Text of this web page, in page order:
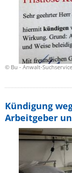
© Bu - Anwalt-Suchservice
Kündigung
Arbeitgeber